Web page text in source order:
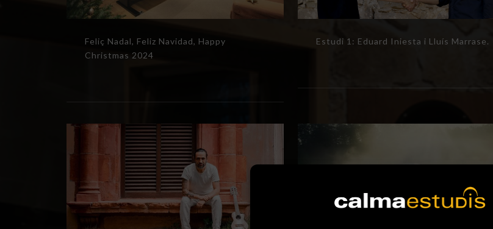
Feliç Nadal, Feliz Navidad, Happy
Christmas 2024
Estudi 1: Eduard Iniesta i Lluís Marrase.